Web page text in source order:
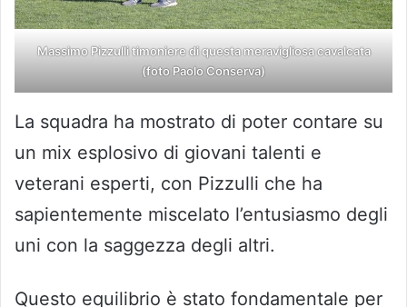
Massimo Pizzulli timoniere di questa meravigliosa cavalcata
(foto Paolo Conserva)
La squadra ha mostrato di poter contare su
un mix esplosivo di giovani talenti e
veterani esperti, con Pizzulli che ha
sapientemente miscelato l’entusiasmo degli
uni con la saggezza degli altri.
Questo equilibrio è stato fondamentale per